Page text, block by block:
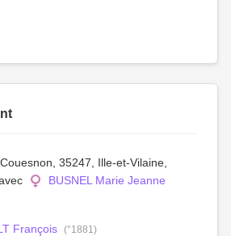
35247, Ille-et-Vilaine,
BUSNEL Marie Jeanne
François (°1881)